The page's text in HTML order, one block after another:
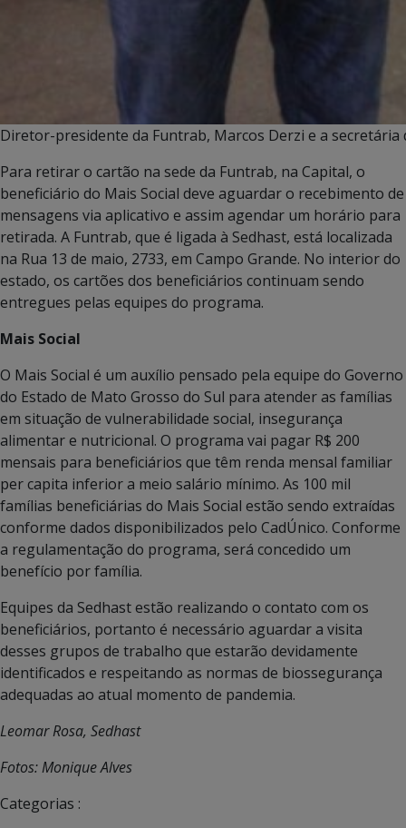
Diretor-presidente da Funtrab, Marcos Derzi e a
Para retirar o cartão na sede da Funtrab, na Capital, o
beneficiário do Mais Social deve aguardar o recebimento de
mensagens via aplicativo e assim agendar um horário para
retirada. A Funtrab, que é ligada à Sedhast, está localizada
na Rua 13 de maio, 2733, em Campo Grande. No interior do
estado, os cartões dos beneficiários continuam sendo
entregues pelas equipes do programa.
Mais Social
O Mais Social é um auxílio pensado pela equipe do Governo
do Estado de Mato Grosso do Sul para atender as famílias
em situação de vulnerabilidade social, insegurança
alimentar e nutricional. O programa vai pagar R$ 200
mensais para beneficiários que têm renda mensal familiar
per capita inferior a meio salário mínimo. As 100 mil
famílias beneficiárias do Mais Social estão sendo extraídas
conforme dados disponibilizados pelo CadÚnico. Conforme
a regulamentação do programa, será concedido um
benefício por família.
Equipes da Sedhast estão realizando o contato com os
beneficiários, portanto é necessário aguardar a visita
desses grupos de trabalho que estarão devidamente
identificados e respeitando as normas de biossegurança
adequadas ao atual momento de pandemia.
Leomar Rosa, Sedhast
Fotos: Monique Alves
Categorias :